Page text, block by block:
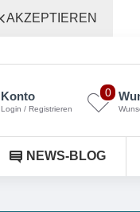
AKZEPTIEREN
Konto
Login / Registrieren
0
NEWS-BLOG